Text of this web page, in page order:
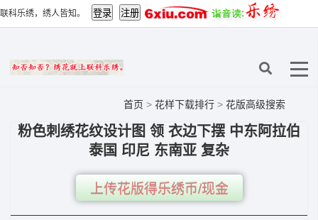
联科乐绣，绣人皆知。
首页 > 花样下载排行 > 花版高级搜索
粉色刺绣花纹设计图 领 衣边下摆 中东阿拉伯
泰国 印尼 东南亚 复杂
上传花版得乐绣币/现金